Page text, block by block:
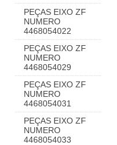
PEÇAS EIXO ZF
NUMERO
4468054022
PEÇAS EIXO ZF
NUMERO
4468054029
PEÇAS EIXO ZF
NUMERO
4468054031
PEÇAS EIXO ZF
NUMERO
4468054033